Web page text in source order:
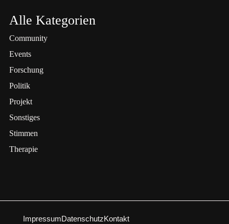
Alle Kategorien
Community
Events
Forschung
Politik
Projekt
Sonstiges
Stimmen
Therapie
ImpressumDatenschutzKontakt